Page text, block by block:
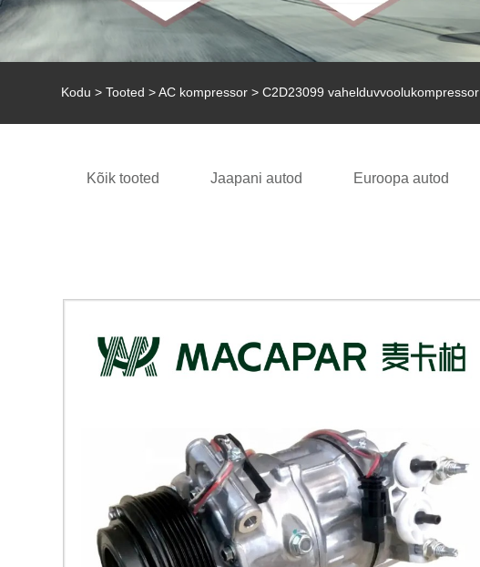
Kodu > Tooted >AC kompressor > C2D23099 vahelduvvoolukompressor
Kõik tooted Jaapani autod Euroopa autod